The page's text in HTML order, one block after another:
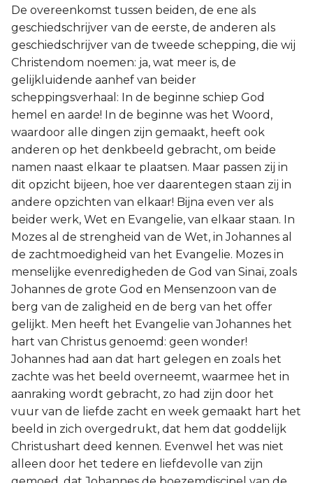
De overeenkomst tussen beiden, de ene als
geschiedschrijver van de eerste, de anderen als
geschiedschrijver van de tweede schepping, die wij
Christendom noemen: ja, wat meer is, de
gelijkluidende aanhef van beider
scheppingsverhaal: In de beginne schiep God
hemel en aarde! In de beginne was het Woord,
waardoor alle dingen zijn gemaakt, heeft ook
anderen op het denkbeeld gebracht, om beide
namen naast elkaar te plaatsen. Maar passen zij in
dit opzicht bijeen, hoe ver daarentegen staan zij in
andere opzichten van elkaar! Bijna even ver als
beider werk, Wet en Evangelie, van elkaar staan. In
Mozes al de strengheid van de Wet, in Johannes al
de zachtmoedigheid van het Evangelie. Mozes in
menselijke evenredigheden de God van Sinaï, zoals
Johannes de grote God en Mensenzoon van de
berg van de zaligheid en de berg van het offer
gelijkt. Men heeft het Evangelie van Johannes het
hart van Christus genoemd: geen wonder!
Johannes had aan dat hart gelegen en zoals het
zachte was het beeld overneemt, waarmee het in
aanraking wordt gebracht, zo had zijn door het
vuur van de liefde zacht en week gemaakt hart het
beeld in zich overgedrukt, dat hem dat goddelijk
Christushart deed kennen. Evenwel het was niet
alleen door het tedere en liefdevolle van zijn